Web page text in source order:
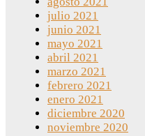
julio 2021
junio 2021
mayo 2021
abril 2021
marzo 2021
febrero 2021
enero 2021
diciembre 2020
noviembre 2020